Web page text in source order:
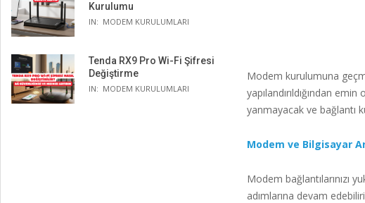
Modem kurulumuna
yapılandırıldığından
yanmayacak ve bağlantı
Modem ve Bilgisayar
Modem bağlantılarınızı
adımlarına devam
Kurulumu
IN: MODEM KURULUMLARI
Tenda RX9 Pro Wi-Fi Şifresi
Değiştirme
IN: MODEM KURULUMLARI